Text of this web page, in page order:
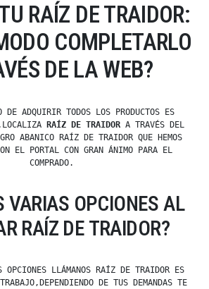
RAÍZ DE TRAIDOR:
COMPLETARLO
DE LA WEB?
DE ADQUIRIR TODOS LOS PRODUCTOS ES
RAÍZ DE TRAIDOR A TRAVÉS DEL
ABANICO RAÍZ DE TRAIDOR QUE HEMOS
EL PORTAL CON GRAN ÁNIMO PARA EL
COMPRADO.
VARIAS OPCIONES AL
RAÍZ DE TRAIDOR?
LLÁMANOS RAÍZ DE TRAIDOR ES
DE TUS DEMANDAS TE